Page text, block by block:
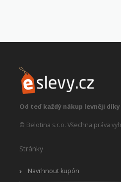
Od teď každý nákup levněji
© Belotina s.r.o. Všechna práva
Stránky
Navrhnout kupón